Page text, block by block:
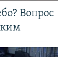
Вопрос